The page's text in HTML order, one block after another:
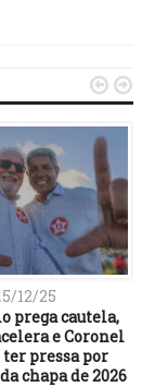
12/25
prega cautela,
e Coronel
pressa por
chapa de 2026
 